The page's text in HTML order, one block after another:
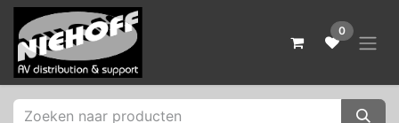
Overslaan naar inhoud
0